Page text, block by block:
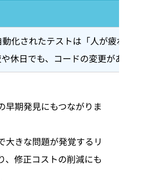
化されたテストは「人が疲れて
休日でも、コードの変更があれ
早期発見にもつながりま
大きな問題が発覚するリ
、修正コストの削減にも